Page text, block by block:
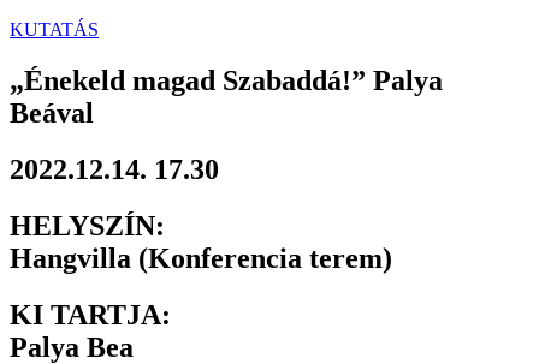
KUTATÁS
„Énekeld magad Szabaddá!” Palya
Beával
2022.12.14. 17.30
HELYSZÍN:
Hangvilla (Konferencia terem)
KI TARTJA:
Palya Bea